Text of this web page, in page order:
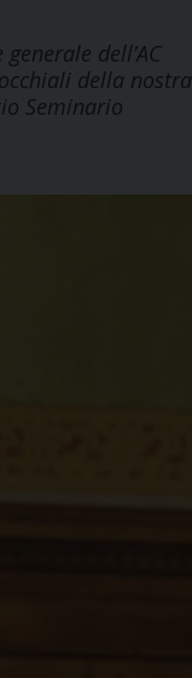
dell’AC
della nostra
Seminario